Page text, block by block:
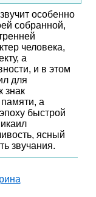
особенно
собранной,
человека,
а
и в этом
для
знак
а
быстрой
ясный
звучания.